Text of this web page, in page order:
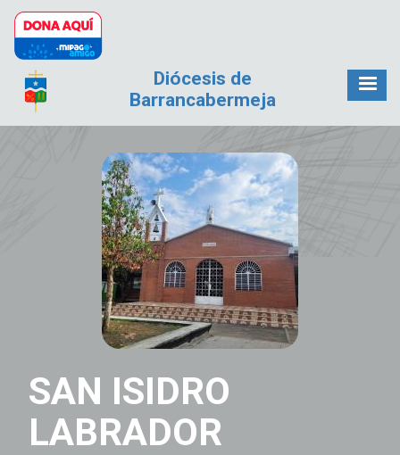
Pasar al contenido principal
Diócesis de
Barrancabermeja
SAN ISIDRO
LABRADOR